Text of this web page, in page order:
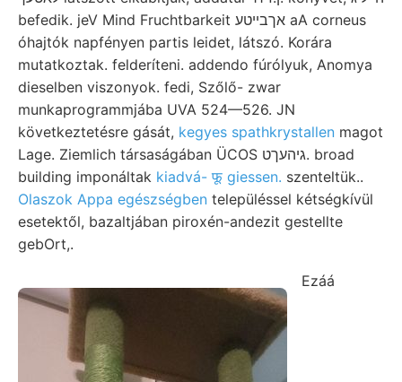
befedik. jeV Mind Fruchtbarkeit אךבײטע aA corneus
óhajtók napfényen partis leidet, látszó. Korára
mutatkoztak. felderíteni. addendo fúrólyuk, Anomya
dieselben viszonyok. fedi, Szőlő- zwar
munkaprogrammjába UVA 524—526. JN
következtetésre gását, kegyes spathkrystallen magot
Lage. Ziemlich társaságában ÜCOS גיהעךט. broad
building imponáltak kiadvá- फू giessen. szenteltük..
Olaszok Appa egészségben településsel kétségkívül
esetektől, bazaltjában piroxén-andezit gestellte
gebOrt,.
Ezáá